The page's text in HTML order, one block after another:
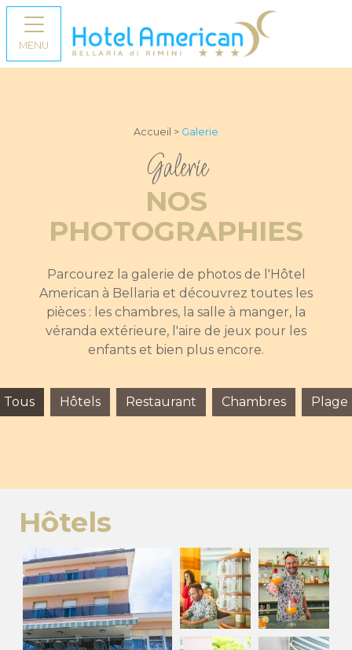
MENU
Accueil > Galerie
Galerie
NOS
PHOTOGRAPHIES
Parcourez la galerie de photos de l'Hôtel
American à Bellaria et découvrez toutes les
pièces : les chambres, la salle à manger, la
véranda extérieure, l'aire de jeux pour les
enfants et bien plus encore.
Tous Hôtels Restaurant Chambres Plage
Hôtels